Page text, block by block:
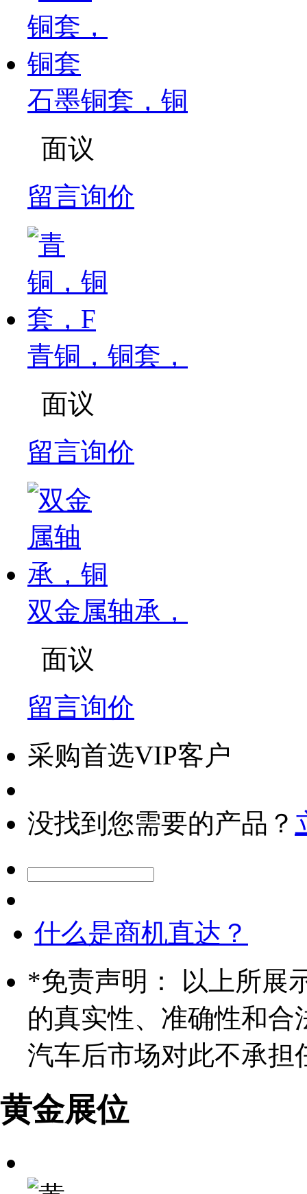
石墨铜套，铜
面议
留言询价
青铜，铜套，
面议
留言询价
双金属轴承，
面议
留言询价
采购首选VIP客户
没找到您需要的产品？
什么是商机直达？
*免责声明： 以上所展
的真实性、准确性和合
汽车后市场对此不承担
黄金展位